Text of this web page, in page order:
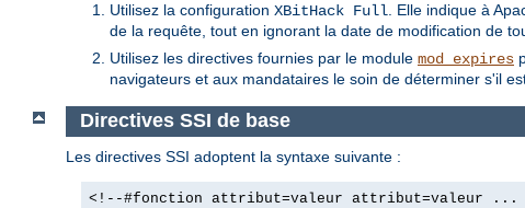
Utilisez la configuration XBitHack Full. Elle indique à
de la requête, tout en ignorant la date de modification de
Utilisez les directives fournies par le module mod_expires
navigateurs et aux mandataires le soin de déterminer s'il
Directives SSI de base
Les directives SSI adoptent la syntaxe suivante :
<!--#fonction attribut=valeur attribut=valeur ...